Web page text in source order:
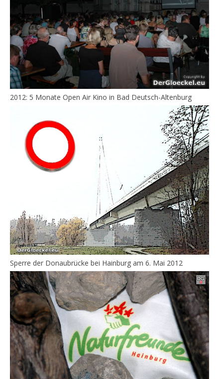
2012: 5 Monate Open Air Kino in Bad Deutsch-Altenburg
Sperre der Donaubrücke bei Hainburg am 6. Mai 2012